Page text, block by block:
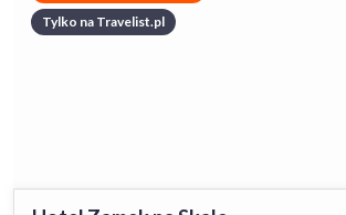
Tylko na Travelist.pl